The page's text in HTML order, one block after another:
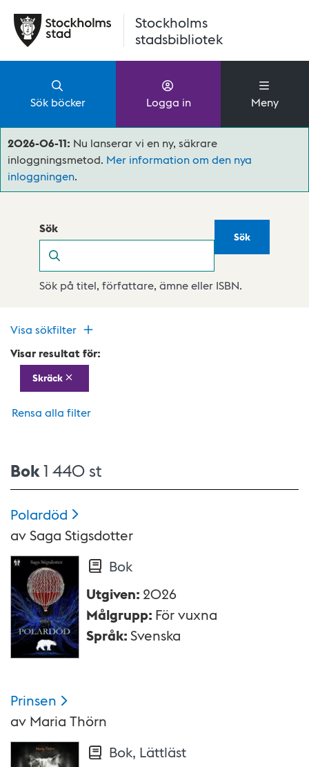
Stockholms
stadsbibliotek
Sök böcker Logga in Meny
2026-06-11: Nu lanserar vi en ny, säkrare
inloggningsmetod. Mer information om den nya
inloggningen.
Sök
Sök
Sök på titel, författare, ämne eller ISBN.
Visa sökfilter
Visar resultat för:
Skräck
Rensa alla filter
Bok1 440 st
Polardöd
avSaga Stigsdotter
Bok
Utgiven: 2026
Målgrupp: För vuxna
Språk:Svenska
Prinsen
av Maria Thörn
Bok, Lättläst